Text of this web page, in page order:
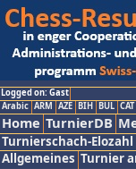
Logged on: Gast
Arabic ARM AZE BIH BUL CAT
Home TurnierDB
Turnierschach-Elozahl
Allgemeines Turnier